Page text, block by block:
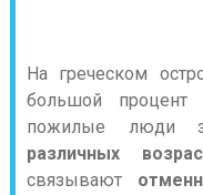
На греческом
большой
пожилые люди
различных
связывают